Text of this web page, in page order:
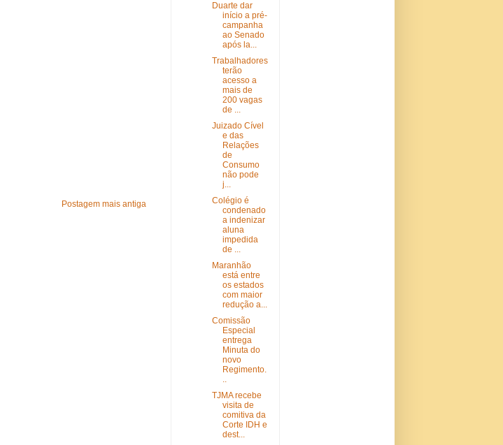
Postagem mais antiga
Duarte dar
início a pré-
campanha
ao Senado
após la...
Trabalhadores
terão
acesso a
mais de
200 vagas
de ...
Juizado Cível
e das
Relações
de
Consumo
não pode
j...
Colégio é
condenado
a indenizar
aluna
impedida
de ...
Maranhão
está entre
os estados
com maior
redução a...
Comissão
Especial
entrega
Minuta do
novo
Regimento.
..
TJMA recebe
visita de
comitiva da
Corte IDH e
dest...